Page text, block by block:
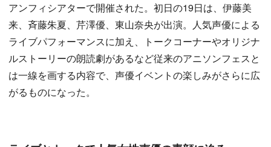
アンフィシアターで開催された。初日の19日は、伊藤美
来、斉藤朱夏、芹澤優、東山奈央が出演。人気声優による
ライブパフォーマンスに加え、トークコーナーやオリジナ
ルストーリーの朗読劇があるなど従来のアニソンフェスと
は一線を画する内容で、声優イベントの楽しみがさらに広
がるものになった。